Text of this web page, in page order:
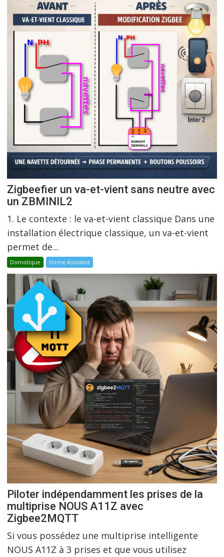
Zigbeefier un va-et-vient sans neutre avec
un ZBMINIL2
1. Le contexte : le va-et-vient classique Dans une
installation électrique classique, un va-et-vient
permet de...
Domotique Home Assistant
Piloter indépendamment les prises de la
multiprise NOUS A11Z avec
Zigbee2MQTT
Si vous possédez une multiprise intelligente
NOUS A11Z à 3 prises et que vous utilisez